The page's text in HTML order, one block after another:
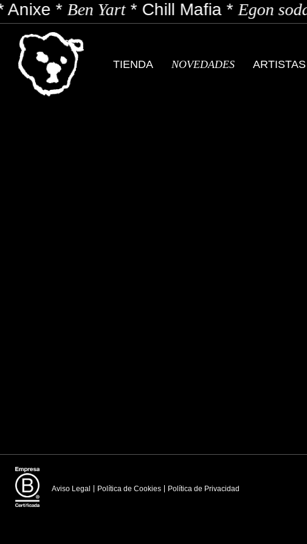
Anixe*Ben Yart*Chill Mafia*Egon soda
TIENDA NOVEDADES ARTISTAS
Aviso Legal Política de Cookies Política de Privacidad